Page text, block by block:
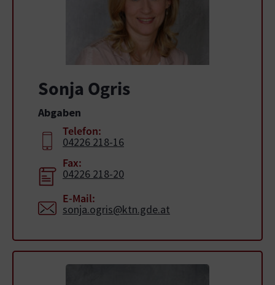
Sonja Ogris
Abgaben
Telefon:
04226 218-16
Fax:
04226 218-20
E-Mail:
sonja.ogris@ktn.gde.at